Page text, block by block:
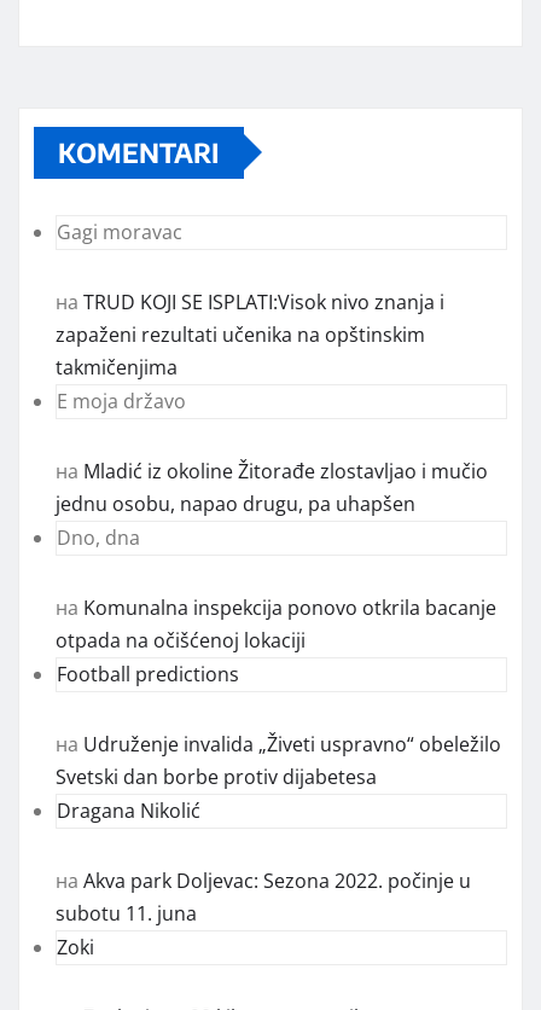
KOMENTARI
Gagi moravac
на TRUD KOJI SE ISPLATI:Visok nivo znanja i
zapaženi rezultati učenika na opštinskim
takmičenjima
E moja državo
на Mladić iz okoline Žitorađe zlostavljao i mučio
jednu osobu, napao drugu, pa uhapšen
Dno, dna
на Komunalna inspekcija ponovo otkrila bacanje
otpada na očišćenoj lokaciji
Football predictions
на Udruženje invalida „Živeti uspravno“ obeležilo
Svetski dan borbe protiv dijabetesa
Dragana Nikolić
на Akva park Doljevac: Sezona 2022. počinje u
subotu 11. juna
Zoki